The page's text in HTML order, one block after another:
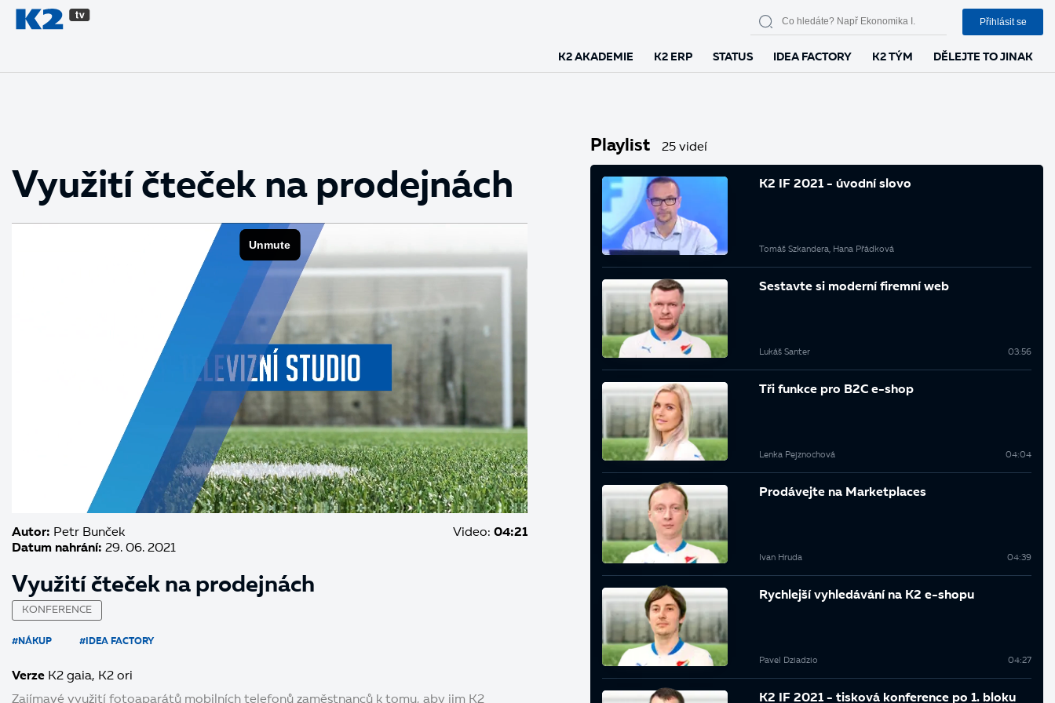
K2 AKADEMIE K2 ERP STATUS IDEA FACTORY K2 TÝM DĚLEJTE TO JINAK
Přihlásit se
Využití čteček na prodejnách
Autor: Petr Bunček
Datum nahrání: 29. 06. 2021
Video: 04:21
Využití čteček na prodejnách
KONFERENCE
#NÁKUP #IDEA FACTORY
Verze K2 gaia
K2 ori
Zajímavé využití fotoaparátů mobilních telefonů zaměstnanců k tomu, aby jim K2
Playlist 25 videí
K2 IF 2021 - úvodní slovo
Tomáš Szkandera, Hana Přádková
Sestavte si moderní firemní web
Lukáš Santer 03:56
Tři funkce pro B2C e-shop
Lenka Pejznochová 04:04
Prodávejte na Marketplaces
Ivan Hruda 04:39
Rychlejší vyhledávání na K2 e-shopu
Pavel Dziadzio 04:27
K2 IF 2021 - tisková konference po 1. bloku